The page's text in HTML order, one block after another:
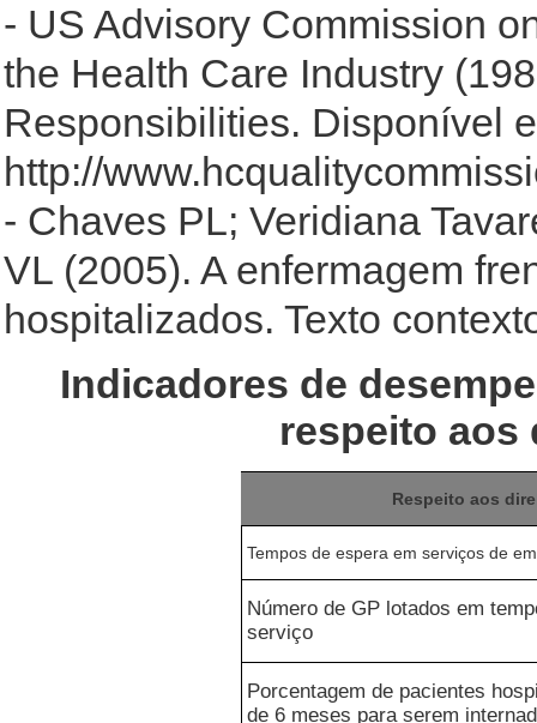
- US Advisory Commission
the Health Care Industry
Responsibilities. Disponível
http://
- Chaves PL; Veridiana
VL (2005). A enfermagem
hospitalizados. Texto
Indicadores de
respeito aos
Respeito aos
Tempos de espera em serviços de
Número de GP lotados em
serviço
Porcentagem de pacientes
de 6 meses para serem